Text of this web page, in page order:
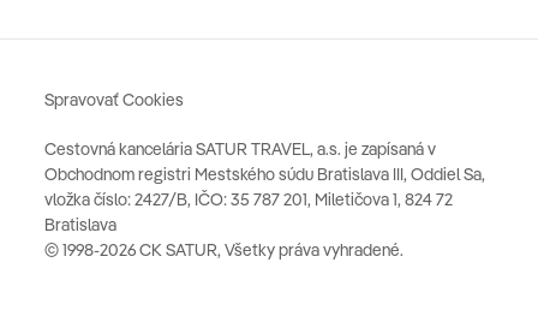
Cestovná kancelária SATUR TRAVEL, a.s. je zapísaná v
Obchodnom registri Mestského súdu Bratislava III, Oddiel Sa,
vložka číslo: 2427/B, IČO: 35 787 201, Miletičova 1, 824 72
Bratislava
© 1998-2026 CK SATUR, Všetky práva vyhradené.
Spravovať Cookies